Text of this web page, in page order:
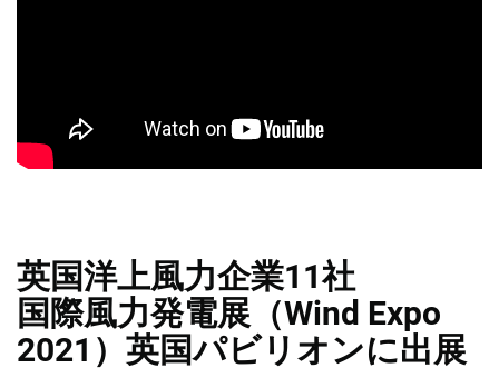
英国洋上風力企業11社
国際風力発電展（Wind Expo
2021）英国パビリオンに出展